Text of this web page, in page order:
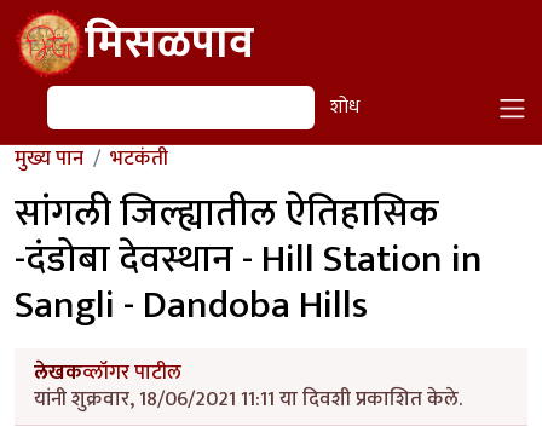
Skip to main contentमिसळपाव
शोध शोध
मुख्य पान भटकंती
सांगली जिल्ह्यातील ऐतिहासिक
-दंडोबा देवस्थान - Hill Station in
Sangli - Dandoba Hills
लेखकव्लॉगर पाटील
यांनी शुक्रवार, 18/06/2021 11:11 या दिवशी प्रकाशित केले.